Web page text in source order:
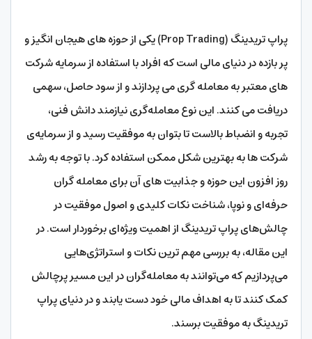
پراپ تریدینگ (Prop Trading) یکی از حوزه‌ های هیجان‌ انگیز و
پر بازده در دنیای مالی است که افراد با استفاده از سرمایه شرکت‌
های معتبر به معامله‌ گری می‌ پردازند و از سود حاصل، سهمی
دریافت می‌ کنند. این نوع معامله‌گری نیازمند دانش فنی،
تجربه و انضباط بالاست تا بتوان به موفقیت رسید و از سرمایه‌ی
شرکت‌ ها به بهترین شکل ممکن استفاده کرد. با توجه به رشد
روز افزون این حوزه و جذابیت‌ های آن برای معامله‌ گران
حرفه‌ای و نوپا، شناخت نکات کلیدی و اصول موفقیت در
چالش‌های پراپ تریدینگ از اهمیت ویژه‌ای برخوردار است. در
این مقاله، به بررسی مهم‌ ترین نکات و استراتژی‌هایی
می‌پردازیم که می‌توانند به معامله‌گران در این مسیر پرچالش
کمک کنند تا به اهداف مالی خود دست یابند و در دنیای پراپ
تریدینگ به موفقیت برسند.